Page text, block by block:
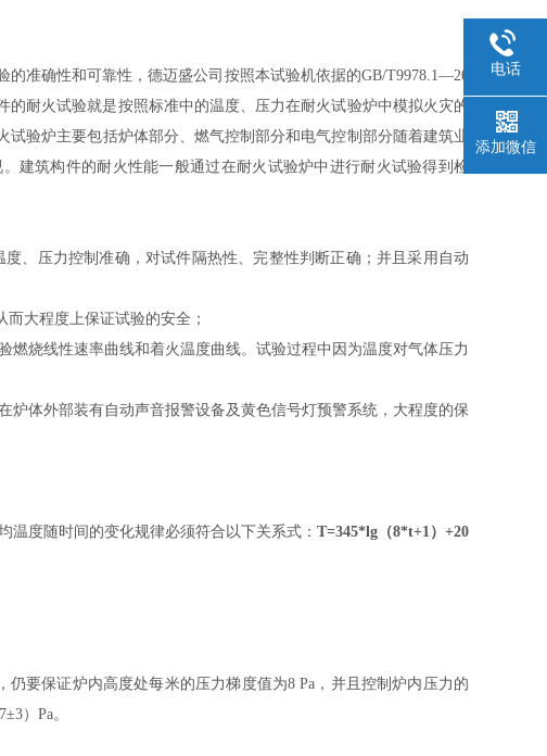
准确性和可靠性，德迈盛公司按照本试验机依据的GB/T9978.1—20
耐火试验就是按照标准中的温度、压力在耐火试验炉中模拟火灾的
验炉主要包括炉体部分、燃气控制部分和电气控制部分随着建筑业
建筑构件的耐火性能一般通过在耐火试验炉中进行耐火试验得到检
、压力控制准确，对试件隔热性、完整性判断正确；并且采用自动
大程度上保证试验的安全；
烧线性速率曲线和着火温度曲线。试验过程中因为温度对气体压力
体外部装有自动声音报警设备及黄色信号灯预警系统，大程度的保
温度随时间的变化规律必须符合以下关系式： T=345*lg（8*t+1）+20
要保证炉内高度处每米的压力梯度值为8 Pa，并且控制炉内压力的
）Pa。
电话
添加微信